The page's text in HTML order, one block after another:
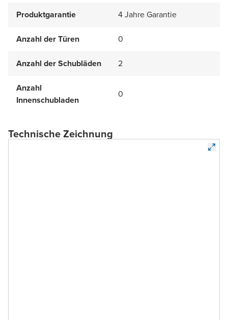
Produktgarantie 4 Jahre Garantie
Anzahl der Türen 0
Anzahl der Schubläden 2
Anzahl
Innenschubladen
0
Technische Zeichnung